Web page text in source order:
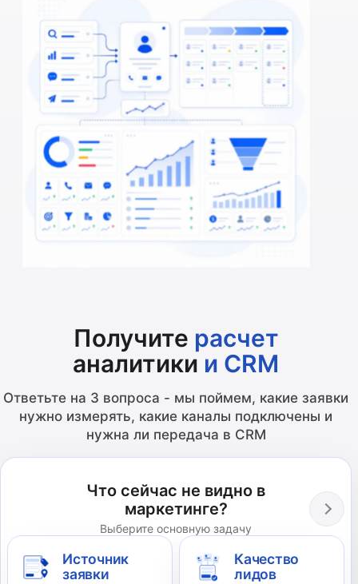
Получите расчет
аналитики и CRM
Ответьте на 3 вопроса - мы поймем, какие заявки
нужно измерять, какие каналы подключены и
нужна ли передача в CRM
Что сейчас не видно в
маркетинге?
Выберите основную задачу
Источник
заявки
Качество
лидов